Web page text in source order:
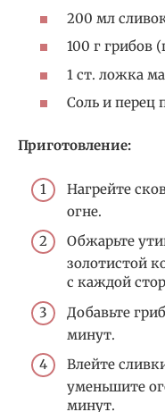
200 мл
100 г грибов
1 ст. ложка
Соль и перец
Приготовление:
Нагрейте
огне.
Обжарьте
золотистой
с каждой
Добавьте
минут.
Влейте
уменьшите
минут.